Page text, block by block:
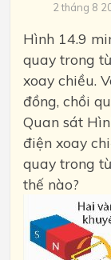
2 tháng 8
Hình 14.9
quay trong
xoay chiều.
đồng, chồi
Quan sát
điện xoay
quay trong
thế nào?